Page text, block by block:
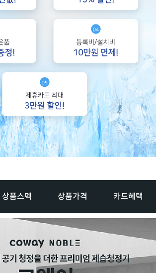
상품스펙 상품가격 카드혜택